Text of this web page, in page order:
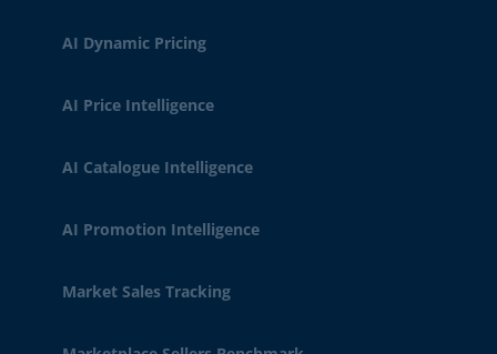
AI Dynamic Pricing
AI Price Intelligence
AI Catalogue Intelligence
AI Promotion Intelligence
Market Sales Tracking